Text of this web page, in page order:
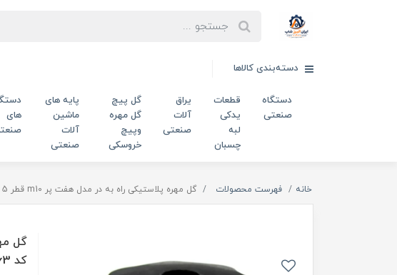
دسته‌بندی کالاها
دستگاه
صنعتی
قطعات
یدکی
لبه
چسبان
یراق
آلات
صنعتی
گل پیچ
گل مهره
وپیچ
خروسکی
پایه های
ماشین
آلات
صنعتی
های
خانه فهرست محصولات گل مهره پلاستیکی راه به در مدل هفت پر m10 قطر 5 سانتی‌متر کد 00202563
کد 00202563